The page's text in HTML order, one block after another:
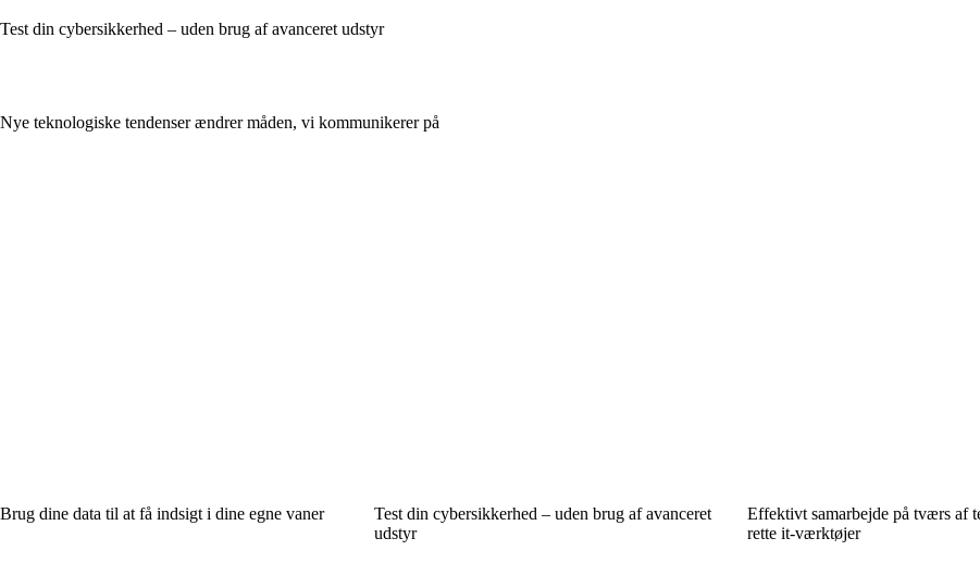
Test din cybersikkerhed – uden brug af avanceret udstyr
Nye teknologiske tendenser ændrer måden, vi kommunikerer på
Brug dine data til at få indsigt i dine egne vaner
Test din cybersikkerhed – uden brug af avanceret
udstyr
Effektivt samarbejde på tværs af
rette it‑værktøjer